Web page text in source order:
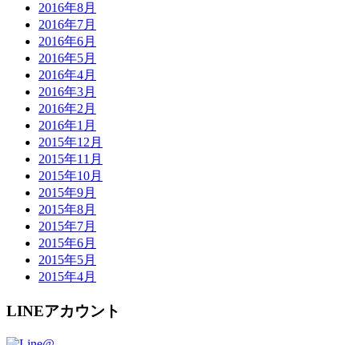
2016年8月
2016年7月
2016年6月
2016年5月
2016年4月
2016年3月
2016年2月
2016年1月
2015年12月
2015年11月
2015年10月
2015年9月
2015年8月
2015年7月
2015年6月
2015年5月
2015年4月
LINEアカウント